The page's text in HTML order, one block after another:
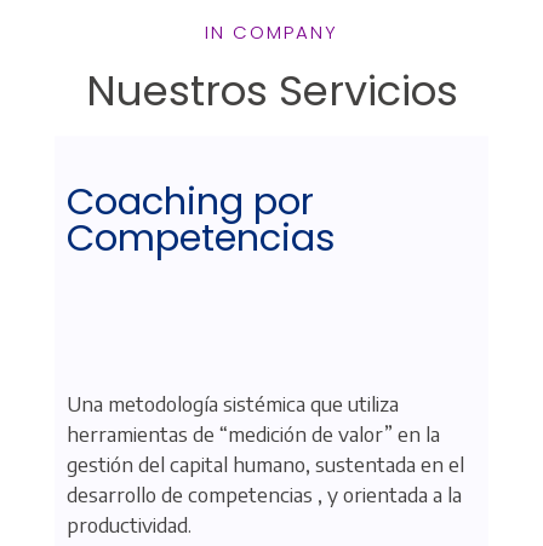
IN COMPANY
Nuestros Servicios
Coaching por
Competencias
Una metodología sistémica que utiliza
herramientas de “medición de valor” en la
gestión del capital humano, sustentada en el
desarrollo de competencias , y orientada a la
productividad.